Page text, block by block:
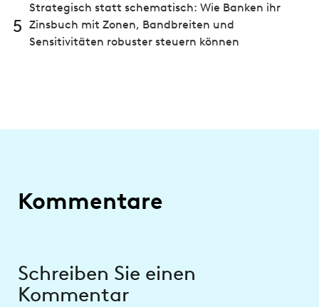
5
Strategisch statt schematisch: Wie Banken ihr
Zinsbuch mit Zonen, Bandbreiten und
Sensitivitäten robuster steuern können
Kommentare
Schreiben Sie einen
Kommentar